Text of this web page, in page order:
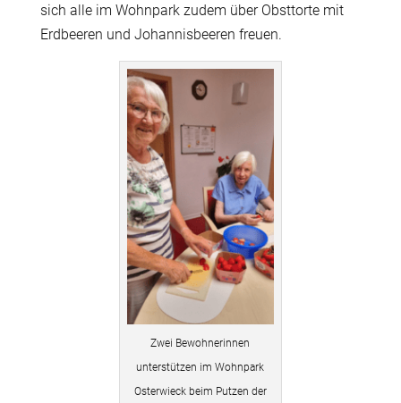
sich alle im Wohnpark zudem über Obsttorte mit
Erdbeeren und Johannisbeeren freuen.
Zwei Bewohnerinnen
unterstützen im Wohnpark
Osterwieck beim Putzen der